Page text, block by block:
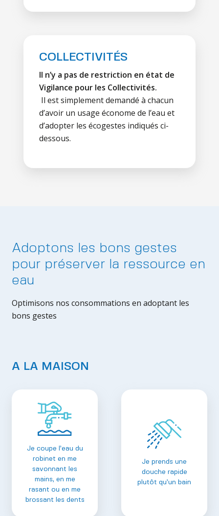
COLLECTIVITÉS
Il n’y a pas de restriction en état de
Vigilance pour les Collectivités.
Il est simplement demandé à chacun
d’avoir un usage économe de l’eau et
d’adopter les écogestes indiqués ci-
dessous.
Adoptons les bons gestes
pour préserver la ressource en
eau
Optimisons nos consommations en adoptant les
bons gestes
A LA MAISON
Je coupe l’eau du
robinet en me
savonnant les
mains, en me
rasant ou en me
brossant les dents
Je prends une
douche rapide
plutôt qu’un bain